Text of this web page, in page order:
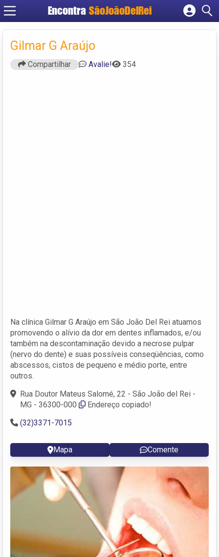
Encontra SãoJoãoDelRei
Cadastrar empresa
Gilmar G Araújo
Compartilhar Avalie! 354
Na clínica Gilmar G Araújo em São João Del Rei atuamos
promovendo o alívio da dor em dentes inflamados, e/ou
também na descontaminação devido a necrose pulpar
(nervo do dente) e suas possíveis conseqüências, como
abscessos, cistos de pequeno e médio porte, entre
outros.
Rua Doutor Mateus Salomé, 22 - São João del Rei -
MG - 36300-000
Endereço copiado!
(32)3371-7015
Mapa Comente